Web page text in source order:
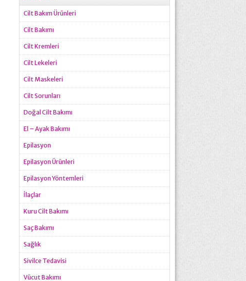
Cilt Bakım Ürünleri
Cilt Bakımı
Cilt Kremleri
Cilt Lekeleri
Cilt Maskeleri
Cilt Sorunları
Doğal Cilt Bakımı
El – Ayak Bakımı
Epilasyon
Epilasyon Ürünleri
Epilasyon Yöntemleri
İlaçlar
Kuru Cilt Bakımı
Saç Bakımı
Sağlık
Sivilce Tedavisi
Vücut Bakımı